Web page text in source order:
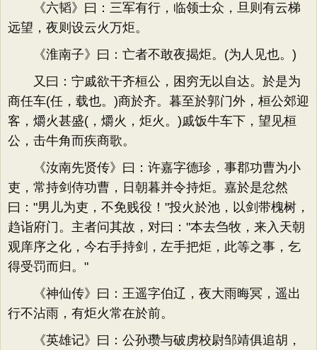
《六韬》曰：三军有行，临领士众，旦则有云梯
远望，夜则设云火万炬。
《淮南子》曰：亡者不敢夜揭炬。(为人见也。)
又曰：宁戚欲干齐桓公，困穷无以自达。於是为
商任车(任，载也。)商於齐。暮至於郭门外，桓公郊迎
客，爝火甚盛(，爝火，炬火。)戚饭牛车下，望见桓
公，击牛角而疾商歌。
《汝南先贤传》曰：许嘉字德珍，事郡功曹为小
吏，常持剑侍功曹，日朝暮并令持炬。嘉於是忿然
曰："男儿为吏，不免贱役！"投火於池，以剑带槐树，
趋诣府门。主者问其故，对曰："本去刍牧，来入天朝
观庠序之化，今右手持剑，左手把炬，此等之事，乞
得受罚而归。"
《神仙传》曰：王遥字伯辽，夜大雨晦冥，遥出
行不沾雨，有炬火常在於前。
《英雄记》曰：公孙瓒与破虏校尉邹靖俱追胡，